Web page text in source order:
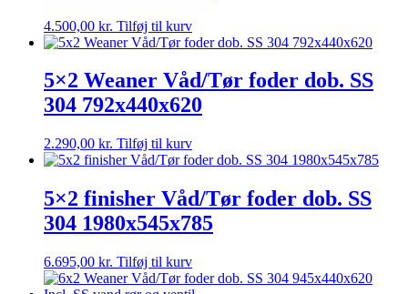
4.500,00 kr. Tilføj til kurv
5×2 Weaner Våd/Tør foder dob. SS
304 792x440x620
2.290,00 kr. Tilføj til kurv
5×2 finisher Våd/Tør foder dob. SS
304 1980x545x785
6.695,00 kr. Tilføj til kurv